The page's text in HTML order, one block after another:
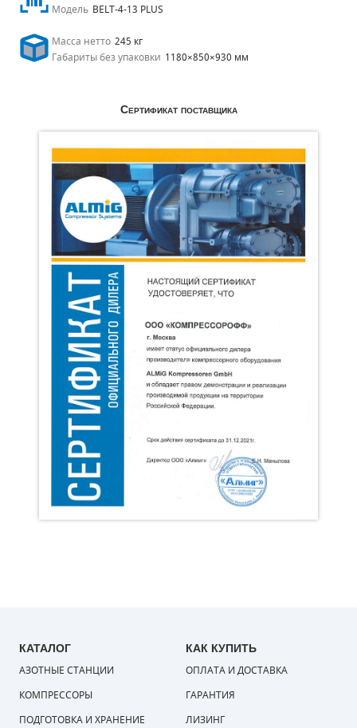
Модель BELT-4-13 PLUS
Масса нетто 245 кг
Габариты без упаковки 1180×850×930 мм
Сертификат поставщика
КАТАЛОГ
АЗОТНЫЕ СТАНЦИИ
КОМПРЕССОРЫ
ПОДГОТОВКА И ХРАНЕНИЕ
КАК КУПИТЬ
ОПЛАТА И ДОСТАВКА
ГАРАНТИЯ
ЛИЗИНГ